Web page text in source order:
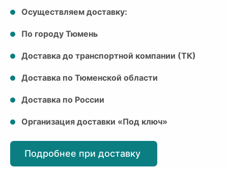
Осуществляем доставку:
По городу Тюмень
Доставка до транспортной компании (ТК)
Доставка по Тюменской области
Доставка по России
Организация доставки «Под ключ»
Подробнее при доставку